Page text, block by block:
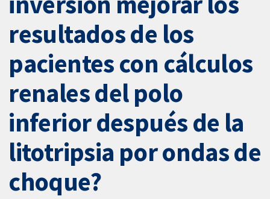
resultados de los
pacientes con cálculos
renales del polo
inferior después de la
litotripsia por ondas de
choque?